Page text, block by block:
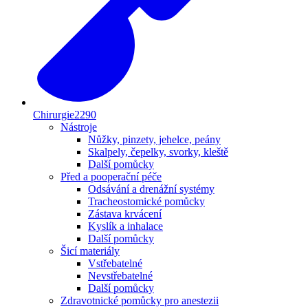
Chirurgie2290
Nástroje
Nůžky, pinzety, jehelce, peány
Skalpely, čepelky, svorky, kleště
Další pomůcky
Před a pooperační péče
Odsávání a drenážní systémy
Tracheostomické pomůcky
Zástava krvácení
Kyslík a inhalace
Další pomůcky
Šicí materiály
Vstřebatelné
Nevstřebatelné
Další pomůcky
Zdravotnické pomůcky pro anestezii